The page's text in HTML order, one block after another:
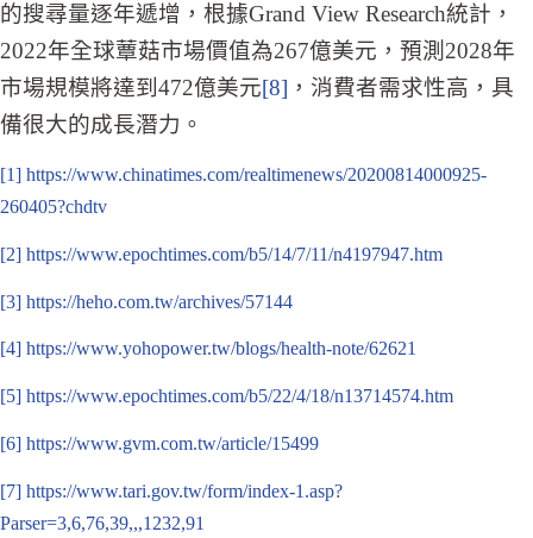
的搜尋量逐年遞增，根據Grand View Research統計，
2022年全球蕈菇市場價值為267億美元，預測2028年
市場規模將達到472億美元[8] ，消費者需求性高，具
備很大的成長潛力。
[1] https://www.chinatimes.com/realtimenews/20200814000925-
260405?chdtv
[2] https://www.epochtimes.com/b5/14/7/11/n4197947.htm
[3] https://heho.com.tw/archives/57144
[4] https://www.yohopower.tw/blogs/health-note/62621
[5] https://www.epochtimes.com/b5/22/4/18/n13714574.htm
[6] https://www.gvm.com.tw/article/15499
[7] https://www.tari.gov.tw/form/index-1.asp?
Parser=3,6,76,39,,,1232,91